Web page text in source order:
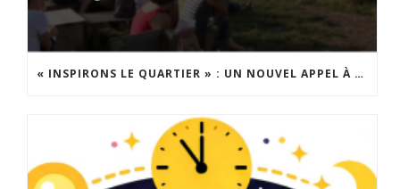
« INSPIRONS LE QUARTIER » : UN NOUVEL APPEL À PROJETS EST LANCÉ !